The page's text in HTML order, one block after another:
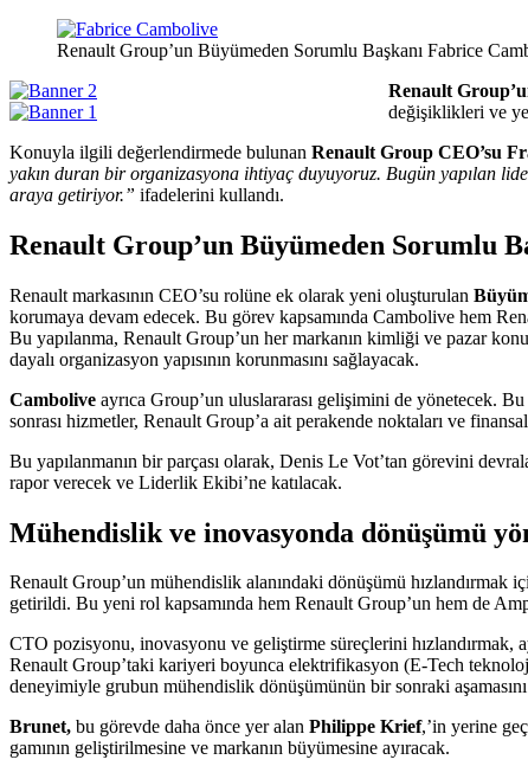
Renault Group’un Büyümeden Sorumlu Başkanı Fabrice
Renault
değişiklikleri ve
Konuyla ilgili değerlendirmede bulunan Renault Group CEO’su
yakın duran bir organizasyona ihtiyaç duyuyoruz. Bugün yapılan
araya getiriyor.” ifadelerini kullandı.
Renault Group’un Büyümeden Sorumlu
Renault markasının CEO’su rolüne ek olarak yeni oluşturulan
korumaya devam edecek. Bu görev kapsamında Cambolive hem
Bu yapılanma, Renault Group’un her markanın kimliği ve pazar
dayalı organizasyon yapısının korunmasını sağlayacak.
Cambolive ayrıca Group’un uluslararası gelişimini de yönetecek.
sonrası hizmetler, Renault Group’a ait perakende noktaları ve
Bu yapılanmanın bir parçası olarak, Denis Le Vot’tan görevini
rapor verecek ve Liderlik Ekibi’ne katılacak.
Mühendislik ve inovasyonda dönüşümü
Renault Group’un mühendislik alanındaki dönüşümü hızlandırmak
getirildi. Bu yeni rol kapsamında hem Renault Group’un hem de
CTO pozisyonu, inovasyonu ve geliştirme süreçlerini
Renault Group’taki kariyeri boyunca elektrifikasyon (E-Tech
deneyimiyle grubun mühendislik dönüşümünün bir sonraki
Brunet, bu görevde daha önce yer alan Philippe Krief,’in yerine
gamının geliştirilmesine ve markanın büyümesine ayıracak.